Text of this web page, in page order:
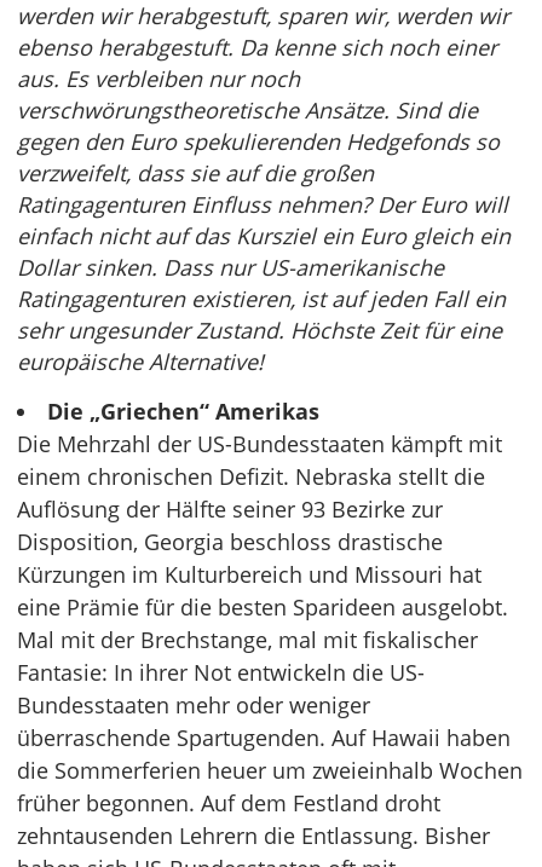
werden wir herabgestuft, sparen wir, werden wir
ebenso herabgestuft. Da kenne sich noch einer
aus. Es verbleiben nur noch
verschwörungstheoretische Ansätze. Sind die
gegen den Euro spekulierenden Hedgefonds so
verzweifelt, dass sie auf die großen
Ratingagenturen Einfluss nehmen? Der Euro will
einfach nicht auf das Kursziel ein Euro gleich ein
Dollar sinken. Dass nur US-amerikanische
Ratingagenturen existieren, ist auf jeden Fall ein
sehr ungesunder Zustand. Höchste Zeit für eine
europäische Alternative!
Die „Griechen“ Amerikas
Die Mehrzahl der US-Bundesstaaten kämpft mit
einem chronischen Defizit. Nebraska stellt die
Auflösung der Hälfte seiner 93 Bezirke zur
Disposition, Georgia beschloss drastische
Kürzungen im Kulturbereich und Missouri hat
eine Prämie für die besten Sparideen ausgelobt.
Mal mit der Brechstange, mal mit fiskalischer
Fantasie: In ihrer Not entwickeln die US-
Bundesstaaten mehr oder weniger
überraschende Spartugenden. Auf Hawaii haben
die Sommerferien heuer um zweieinhalb Wochen
früher begonnen. Auf dem Festland droht
zehntausenden Lehrern die Entlassung. Bisher